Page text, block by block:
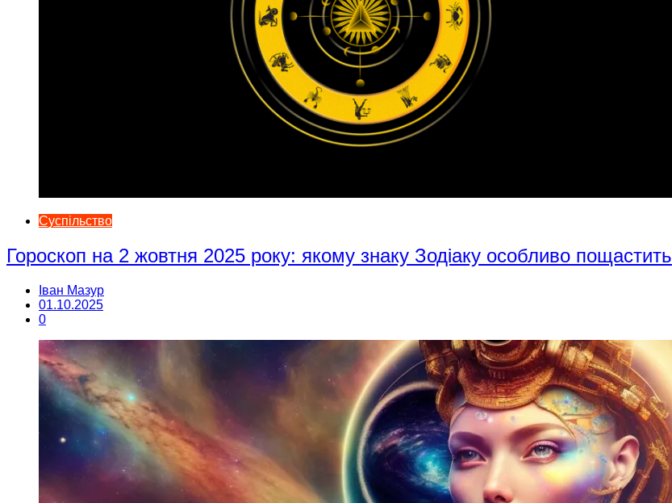
Суспільство
Гороскоп на 2 жовтня 2025 року: якому знаку Зодіаку особливо пощастить
Іван Мазур
01.10.2025
0